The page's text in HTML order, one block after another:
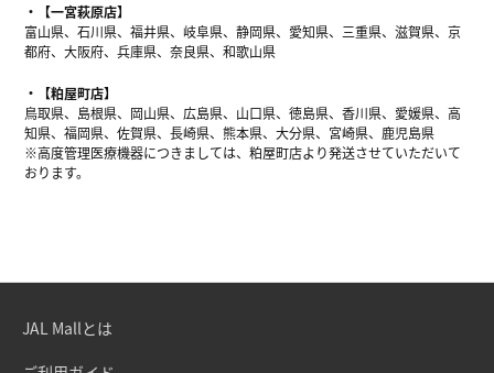
【一宮萩原店】
富山県、石川県、福井県、岐阜県、静岡県、愛知県、三重県、滋賀県、京
都府、大阪府、兵庫県、奈良県、和歌山県
【粕屋町店】
鳥取県、島根県、岡山県、広島県、山口県、徳島県、香川県、愛媛県、高
知県、福岡県、佐賀県、長崎県、熊本県、大分県、宮崎県、鹿児島県
※高度管理医療機器につきましては、粕屋町店より発送させていただいて
おります。
JAL Mallとは